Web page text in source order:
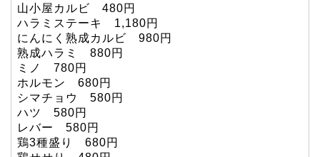
山小屋カルビ 480円
ハラミステーキ 1,180円
にんにく熟成カルビ 980円
熟成ハラミ 880円
ミノ 780円
ホルモン 680円
シマチョウ 580円
ハツ 580円
レバー 580円
鶏3種盛り 680円